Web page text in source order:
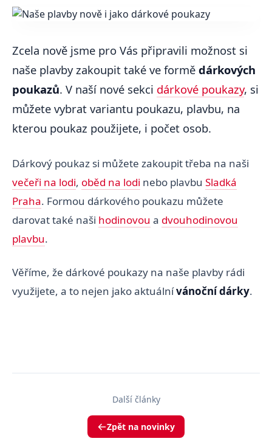
Zcela nově jsme pro Vás připravili možnost si
naše plavby zakoupit také ve formě dárkových
poukazů. V naší nové sekci dárkové poukazy, si
můžete vybrat variantu poukazu, plavbu, na
kterou poukaz použijete, i počet osob.
Dárkový poukaz si můžete zakoupit třeba na naši
večeři na lodi, oběd na lodi nebo plavbu Sladká
Praha. Formou dárkového poukazu můžete
darovat také naši hodinovou a dvouhodinovou
plavbu.
Věříme, že dárkové poukazy na naše plavby rádi
využijete, a to nejen jako aktuálnívánoční dárky.
Další články
Zpět na novinky